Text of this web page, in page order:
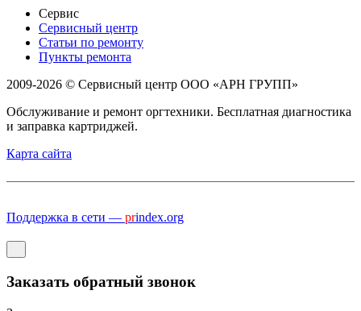
Сервис
Сервисный центр
Статьи по ремонту
Пункты ремонта
2009-2026 © Сервисный центр ООО «АРН ГРУПП»
Обслуживание и ремонт оргтехники. Бесплатная диагностика
и заправка картриджей.
Карта сайта
Поддержка в сети — prindex.org
Заказать обратный звонок